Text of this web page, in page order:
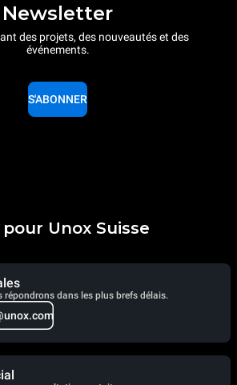
Newsletter
des projets, des nouveautés et des
événements.
S'ABONNER
Unox Suisse
répondrons dans les plus brefs délais.